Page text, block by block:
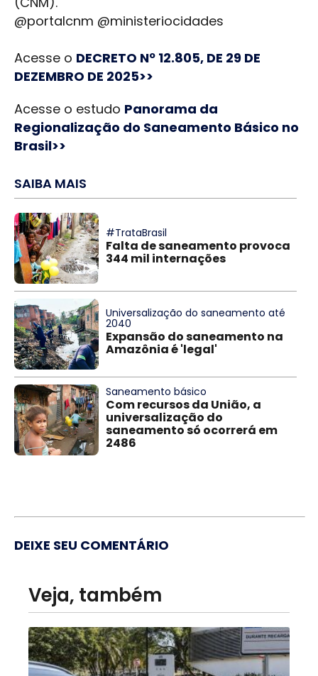
@portalcnm @ministeriocidades
Acesse o DECRETO Nº 12.805, DE 29 DE
DEZEMBRO DE 2025>>
Acesse o estudo Panorama da
Regionalização do Saneamento Básico no
Brasil>>
SAIBA MAIS
#TrataBrasil
Falta de saneamento provoca
344 mil internações
Universalização do saneamento até
2040
Expansão do saneamento na
Amazônia é 'legal'
Saneamento básico
Com recursos da União, a
universalização do
saneamento só ocorrerá em
2486
DEIXE SEU COMENTÁRIO
Veja, também